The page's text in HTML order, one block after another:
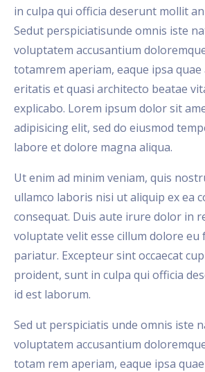
in culpa qui officia deserunt mollit
Sedut perspiciatisunde omnis iste
voluptatem accusantium
totamrem aperiam, eaque ipsa
eritatis et quasi architecto beatae
explicabo. Lorem ipsum dolor sit
adipisicing elit, sed do eiusmod
labore et dolore magna aliqua.
Ut enim ad minim veniam, quis
ullamco laboris nisi ut aliquip ex ea
consequat. Duis aute irure dolor in
voluptate velit esse cillum dolore eu
pariatur. Excepteur sint occaecat
proident, sunt in culpa qui officia
id est laborum.
Sed ut perspiciatis unde omnis iste
voluptatem accusantium
totam rem aperiam, eaque ipsa